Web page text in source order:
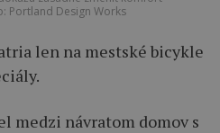
Portland Design Works
len na mestské bicykle
medzi návratom domov s